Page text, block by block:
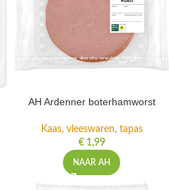
AH Ardenner boterhamworst
Kaas, vleeswaren, tapas
€1,99
NAAR AH